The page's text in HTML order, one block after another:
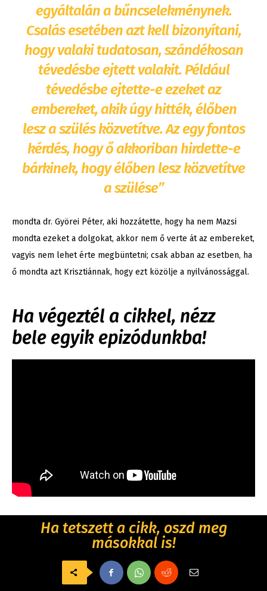
egyáltalán a bűncselekménynek.
Csalás esetében azt kell bizonyítani,
hogy valaki tudatosan, szándékosan
tévedésbe ejtett valakit. Például
tévedésbe ejtette-e ezeket az
embereket, akik úgy hitték, élőben
lesz a szülés közvetítve. Az egy fontos
kérdés, hogy ő akkoriban hirdette-e
bárkinek, hogy élőben lesz közvetítve
a szülése”
mondta dr. Györei Péter, aki hozzátette, hogy ha nem Mazsi
mondta ezeket a dolgokat, akkor nem ő verte át az embereket,
vagyis nem lehet érte megbüntetni; csak abban az esetben, ha
ő mondta azt Krisztiánnak, hogy ezt közölje a nyilvánossággal.
Ha végeztél a cikkel, nézz
bele egyik epizódunkba!
Ha tetszett a cikk, oszd meg
másokkal is!